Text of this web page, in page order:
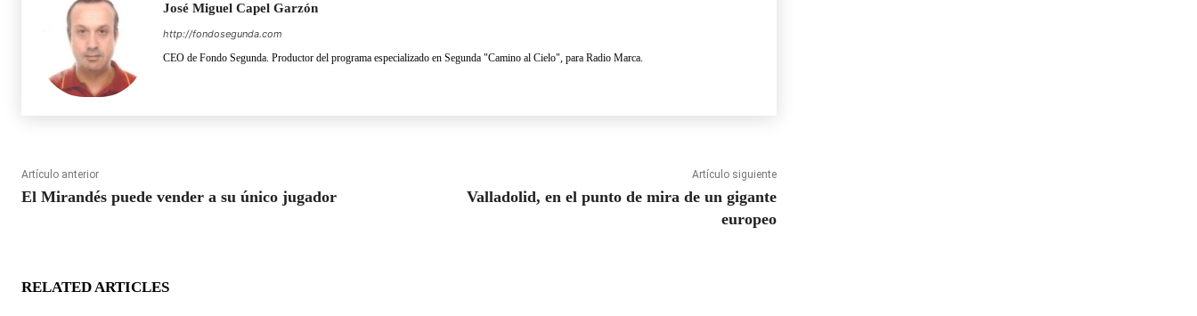
José Miguel Capel Garzón
http://fondosegunda.com
CEO de Fondo Segunda. Productor del programa especializado en Segunda "Camino al Cielo", para Radio Marca.
Artículo anterior
El Mirandés puede vender a su único jugador
Artículo siguiente
Valladolid, en el punto de mira de un gigante
europeo
RELATED ARTICLES